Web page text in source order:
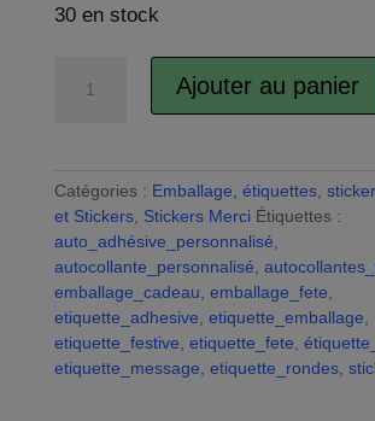
30 en stock
étiquettes
adhésives
festives,
emballage
cadeaux,
sticker
emballage
commande
Ajouter au panier
Catégories : Emballage, étiquettes,
et Stickers, Stickers Merci Étiquettes :
auto_adhésive_personnalisé
autocollante_personnalisé
emballage_cadeau emballage_fete
etiquette_adhesive etiquette_emballage
etiquette_festive etiquette_fete
etiquette_message etiquette_rondes,